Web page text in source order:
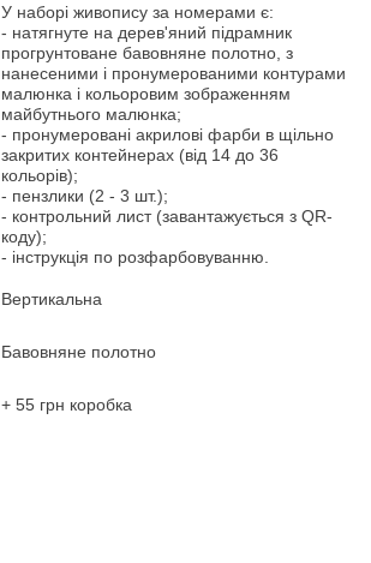
У наборі живопису за номерами є:
- натягнуте на дерев'яний підрамник
прогрунтоване бавовняне полотно, з
нанесеними і пронумерованими контурами
малюнка і кольоровим зображенням
майбутнього малюнка;
- пронумеровані акрилові фарби в щільно
закритих контейнерах (від 14 до 36
кольорів);
- пензлики (2 - 3 шт.);
- контрольний лист (завантажується з QR-
коду);
- інструкція по розфарбовуванню.
Вертикальна
Бавовняне полотно
+ 55 грн коробка